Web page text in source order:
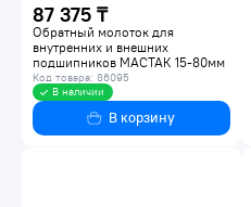
87 375 ₸
Обратный молоток для
внутренних и внешних
подшипников МАСТАК 15-80мм
6шт. 100-31005C
Код товара: 86095
В наличии
В корзину